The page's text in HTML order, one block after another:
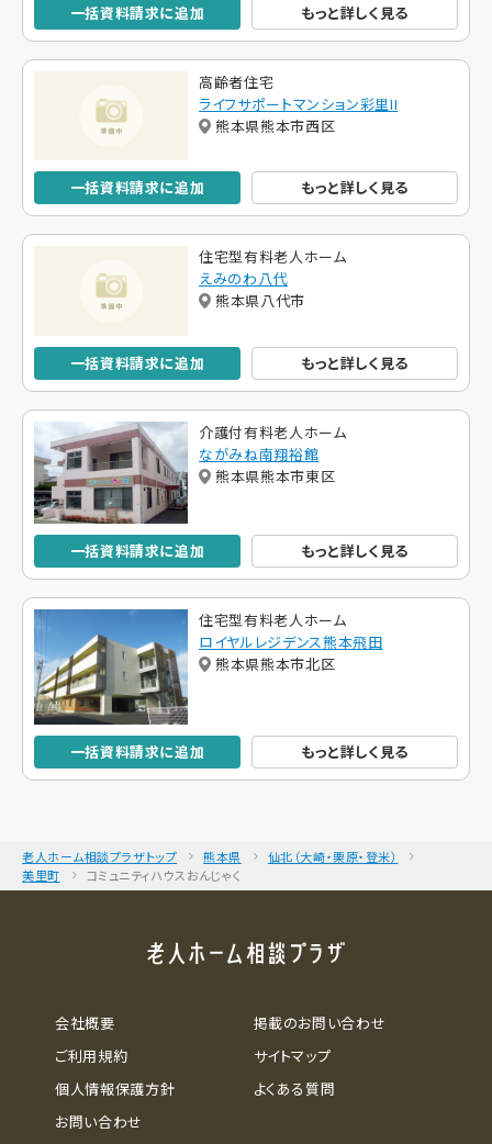
一括資料請求に追加 もっと詳しく見る
高齢者住宅
ライフサポートマンション彩里II
熊本県熊本市西区
一括資料請求に追加 もっと詳しく見る
住宅型有料老人ホーム
えみのわ八代
熊本県八代市
一括資料請求に追加 もっと詳しく見る
介護付有料老人ホーム
ながみね南翔裕館
熊本県熊本市東区
一括資料請求に追加 もっと詳しく見る
住宅型有料老人ホーム
ロイヤルレジデンス熊本飛田
熊本県熊本市北区
一括資料請求に追加 もっと詳しく見る
老人ホーム相談プラザトップ 熊本県
仙北（大崎・栗原・登米）
美里町
コミュニティハウスおんじゃく
会社概要
ご利用規約
個人情報保護方針
お問い合わせ
掲載のお問い合わせ
サイトマップ
よくある質問